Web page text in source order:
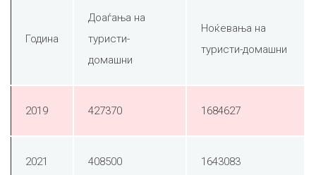
Година
Доаѓања на
туристи-
домашни
Ноќевања на
туристи-домашни
2019 427370 1684627
2021 408500 1643083